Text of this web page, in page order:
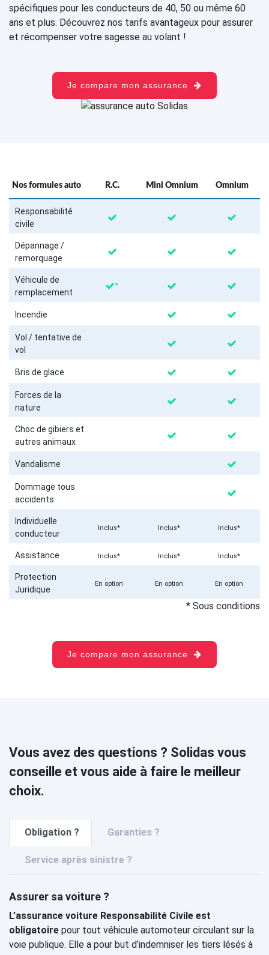
spécifiques pour les conducteurs de 40, 50 ou même 60
ans et plus. Découvrez nos tarifs avantageux pour assurer
et récompenser votre sagesse au volant !
Je compare mon assurance
Nos formules auto R.C. Mini Omnium Omnium
Responsabilité
civile
Dépannage /
remorquage
Véhicule de
remplacement
*
Incendie
Vol / tentative de
vol
Bris de glace
Forces de la
nature
Choc de gibiers et
autres animaux
Vandalisme
Dommage tous
accidents
Individuelle
conducteur
Inclus* Inclus* Inclus*
Assistance Inclus* Inclus* Inclus*
Protection
Juridique
En option En option En option
* Sous conditions
Je compare mon assurance
Vous avez des questions ? Solidas vous
conseille et vous aide à faire le meilleur
choix.
Obligation ? Garanties ?
Service après sinistre ?
Assurer sa voiture ?
L’assurance voiture Responsabilité Civile est
obligatoire pour tout véhicule automoteur circulant sur la
voie publique. Elle a pour but d’indemniser les tiers lésés à